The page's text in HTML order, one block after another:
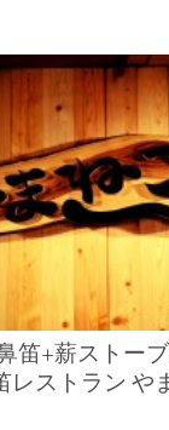
笛+薪ストー
レストラン や